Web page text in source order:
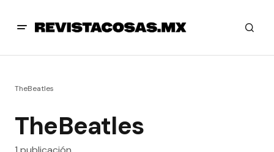
TheBeatles
TheBeatles